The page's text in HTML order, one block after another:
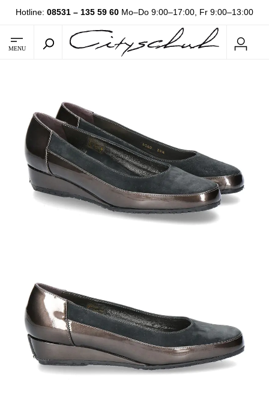
Hotline: 08531 – 135 59 60 Mo–Do 9:00–17:00, Fr 9:00–13:00
MENU